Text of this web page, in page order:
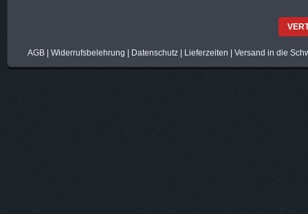
AGB| Widerrufsbelehrung Datenschutz| Lieferzeiten Versand in die